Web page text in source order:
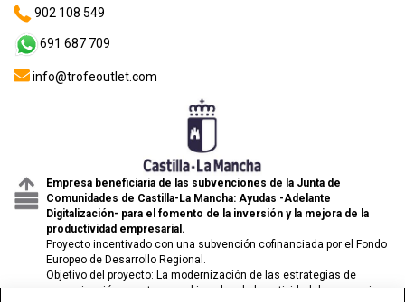
902 108 549
691 687 709
info@trofeoutlet.com
Empresa beneficiaria de las subvenciones de la Junta de
Comunidades de Castilla-La Mancha: Ayudas -Adelante
Digitalización- para el fomento de la inversión y la mejora de la
productividad empresarial.
Proyecto incentivado con una subvención cofinanciada por el Fondo
Europeo de Desarrollo Regional.
Objetivo del proyecto: La modernización de las estrategias de
comunicación y venta para el impulso de la actividad de comercio